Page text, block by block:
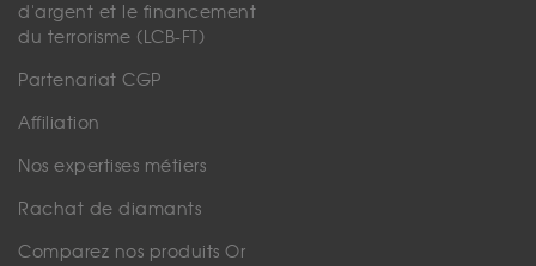
d'argent et le financement
du terrorisme (LCB-FT)
Partenariat CGP
Affiliation
Nos expertises métiers
Rachat de diamants
Comparez nos produits Or